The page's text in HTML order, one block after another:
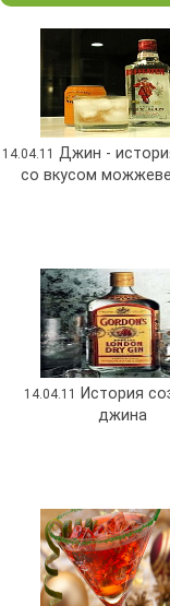
14.04.11 Джин -
со вкусом
14.04.11
История
джина